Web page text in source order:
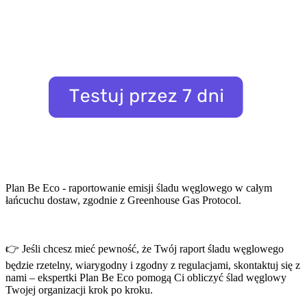
Plan Be Eco - raportowanie emisji śladu węglowego w całym
łańcuchu dostaw, zgodnie z Greenhouse Gas Protocol.
👉 Jeśli chcesz mieć pewność, że Twój raport śladu węglowego
będzie rzetelny, wiarygodny i zgodny z regulacjami, skontaktuj się z
nami – ekspertki Plan Be Eco pomogą Ci obliczyć ślad węglowy
Twojej organizacji krok po kroku.